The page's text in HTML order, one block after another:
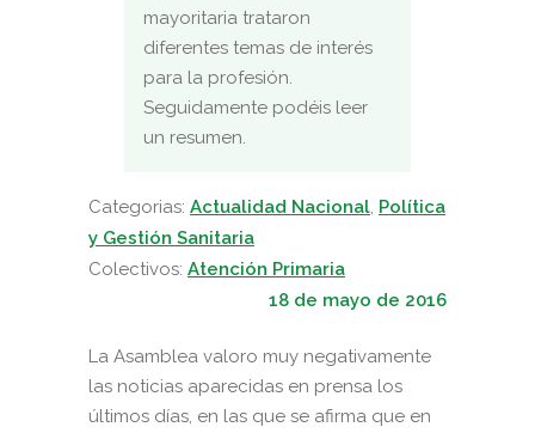
mayoritaria trataron
diferentes temas de interés
para la profesión.
Seguidamente podéis leer
un resumen.
Categorias: Actualidad Nacional, Política
y Gestión Sanitaria
Colectivos: Atención Primaria
18 de mayo de 2016
La Asamblea valoro muy negativamente
las noticias aparecidas en prensa los
últimos días, en las que se afirma que en